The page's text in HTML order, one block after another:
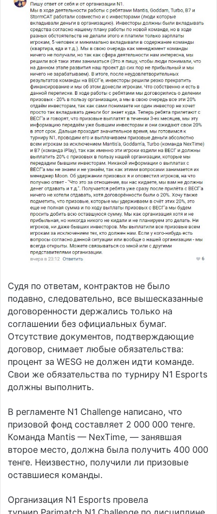
Судя по ответам, контрактов не было
подавно, следовательно, все вышесказанные
договоренности держались только на
соглашении без официальных бумаг.
Отсутствие документов, подтверждающие
договор, снимает любые обязательства:
процент за WESG не должен идти команде.
Свои же обязательства по турниру N1 Esports
должны выполнить.
В регламенте N1 Challenge написано, что
призовой фонд составляет 2 000 000 тенге.
Команда Mantis — NexTime, — занявшая
второе место, должна была получить 400 000
тенге. Неизвестно, получили ли призовые
оставшиеся команды.
Организация N1 Esports провела